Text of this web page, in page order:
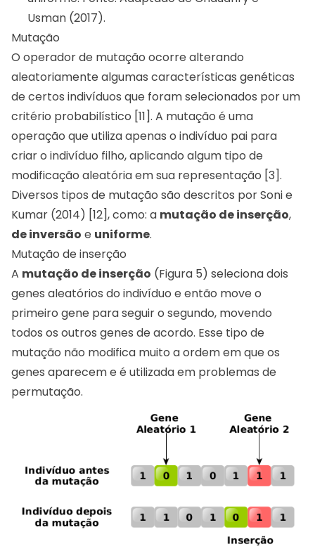
Usman (2017).
Mutação
O operador de mutação ocorre alterando
aleatoriamente algumas características genéticas
de certos indivíduos que foram selecionados por um
critério probabilístico [11]. A mutação é uma
operação que utiliza apenas o indivíduo pai para
criar o indivíduo filho, aplicando algum tipo de
modificação aleatória em sua representação [3].
Diversos tipos de mutação são descritos por Soni e
Kumar (2014) [12], como: a mutação de inserção,
de inversão e uniforme.
Mutação de inserção
A mutação de inserção (Figura 5) seleciona dois
genes aleatórios do indivíduo e então move o
primeiro gene para seguir o segundo, movendo
todos os outros genes de acordo. Esse tipo de
mutação não modifica muito a ordem em que os
genes aparecem e é utilizada em problemas de
permutação.